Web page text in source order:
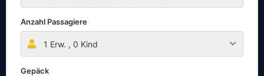
Anzahl Passagiere
1 Erw. , 0 Kind
Gepäck